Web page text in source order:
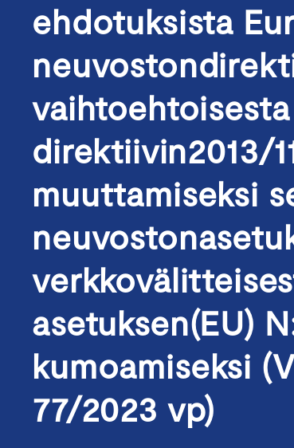
ehdotuksista
direktiivin2013/
muuttamiseksi
asetuksen(EU)
kumoamiseksi
77/2023 vp)